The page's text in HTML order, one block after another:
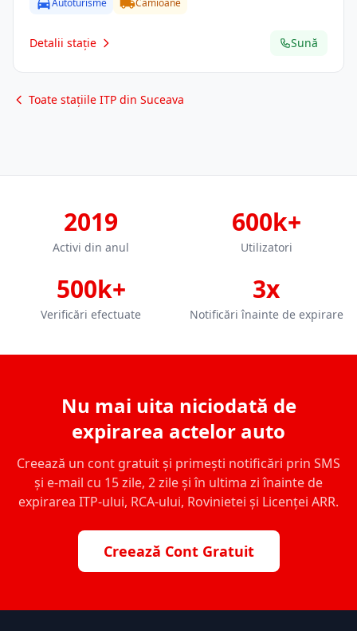
Autoturisme Camioane
Detalii stație Sună
Toate stațiile ITP din Suceava
2019
Activi din anul
600k+
Utilizatori
500k+
Verificări efectuate
3x
Notificări înainte de expirare
Nu mai uita niciodată de
expirarea actelor auto
Creează un cont gratuit și primești notificări prin SMS
și e-mail cu 15 zile, 2 zile și în ultima zi înainte de
expirarea ITP-ului, RCA-ului, Rovinietei și Licenței ARR.
Creează Cont Gratuit